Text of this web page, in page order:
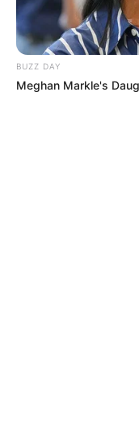
BUZZ DAY
Meghan Markle's